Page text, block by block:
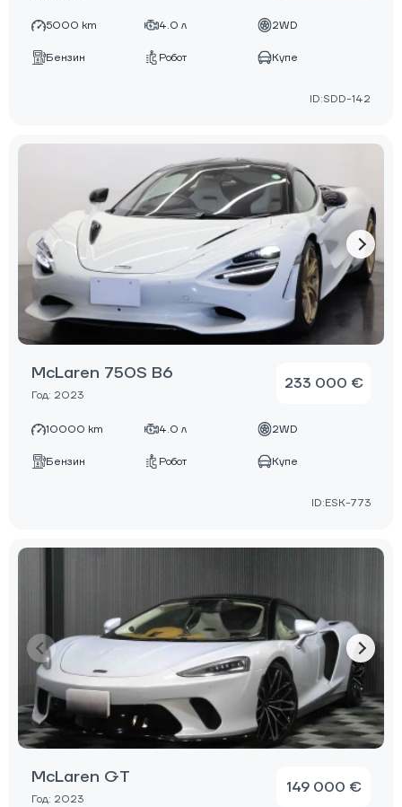
5000 km 4.0 л 2WD
Бензин Робот Купе
ID:SDD-142
McLaren 750S B6
Год: 2023
233 000 €
10000 km 4.0 л 2WD
Бензин Робот Купе
ID:ESK-773
McLaren GT
Год: 2023
149 000 €